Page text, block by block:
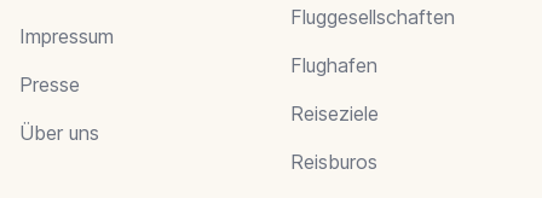
Impressum
Presse
Über uns
Fluggesellschaften
Flughafen
Reiseziele
Reisburos